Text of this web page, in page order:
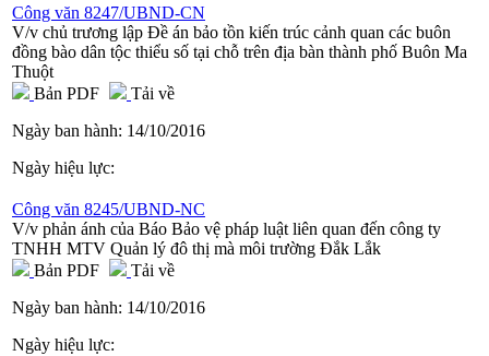
Công văn 8247/UBND-CN
V/v chủ trương lập Đề án bảo tồn kiến trúc cảnh quan các buôn
đồng bào dân tộc thiểu số tại chỗ trên địa bàn thành phố Buôn Ma
Thuột
Bản PDF
Tải về
Ngày ban hành: 14/10/2016
Ngày hiệu lực:
Công văn 8245/UBND-NC
V/v phản ánh của Báo Bảo vệ pháp luật liên quan đến công ty
TNHH MTV Quản lý đô thị mà môi trường Đắk Lắk
Bản PDF
Tải về
Ngày ban hành: 14/10/2016
Ngày hiệu lực: